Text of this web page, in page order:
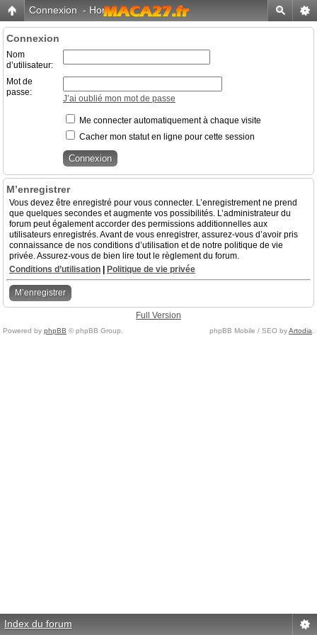
Connexion - Home
Connexion
Nom
d’utilisateur:
Mot de
passe:
J’ai oublié mon mot de passe
Me connecter automatiquement à chaque visite
Cacher mon statut en ligne pour cette session
M’enregistrer
Vous devez être enregistré pour vous connecter. L’enregistrement ne prend
que quelques secondes et augmente vos possibilités. L’administrateur du
forum peut également accorder des permissions additionnelles aux
utilisateurs enregistrés. Avant de vous enregistrer, assurez-vous d’avoir pris
connaissance de nos conditions d’utilisation et de notre politique de vie
privée. Assurez-vous de bien lire tout le règlement du forum.
Conditions d’utilisation
Politique de vie privée
M’enregistrer
Full Version
Powered by phpBB © phpBB Group. phpBB Mobile / SEO byArtodia
Index du forum